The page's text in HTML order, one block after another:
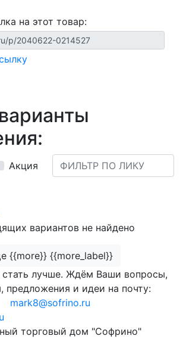
на этот товар:
Акция
вариантов не найдено
{{more}} {{more_label}}
лучше. Ждём Ваши вопросы,
предложения и идеи на почту:
mark8@sofrino.ru
торговый дом "Софрино"